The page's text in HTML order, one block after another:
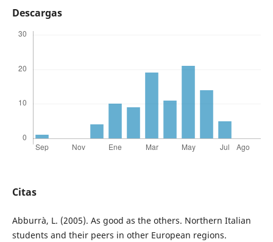
Descargas
Citas
Abburrà, L. (2005). As good as the others. Northern Italian
students and their peers in other European regions.